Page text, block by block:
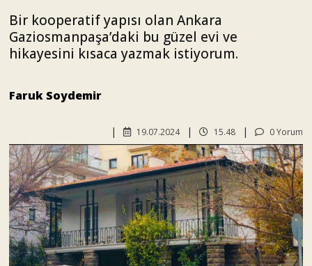
Bir kooperatif yapısı olan Ankara
Gaziosmanpaşa’daki bu güzel evi ve
hikayesini kısaca yazmak istiyorum.
Faruk Soydemir
0 Yorum
15.48
19.07.2024